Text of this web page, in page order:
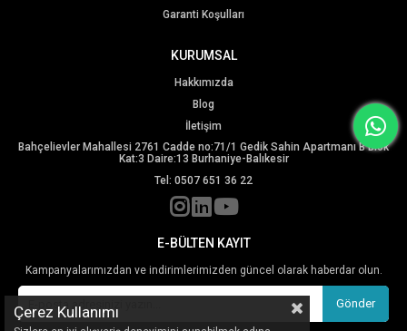
Garanti Koşulları
KURUMSAL
Hakkımızda
Blog
İletişim
Bahçelievler Mahallesi 2761 Cadde no:71/1 Gedik Sahin Apartmanı B Blok
Kat:3 Daire:13 Burhaniye-Balıkesir
Tel: 0507 651 36 22
E-BÜLTEN KAYIT
Kampanyalarımızdan ve indirimlerimizden güncel olarak haberdar olun.
Gönder
Çerez Kullanımı